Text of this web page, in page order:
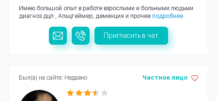
Имею большой опыт в работе взрослыми и больными людьми
диагноз дцп , Альцгеймер, деменция и прочее подробнее
Пригласить в чат
Частное лицо
Был(а) на сайте: Недавно